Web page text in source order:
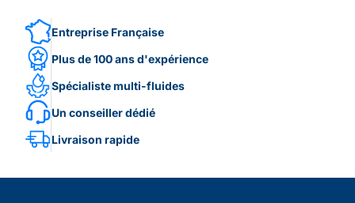
Entreprise Française
Plus de 100 ans d'expérience
Spécialiste multi-fluides
Un conseiller dédié
Livraison rapide